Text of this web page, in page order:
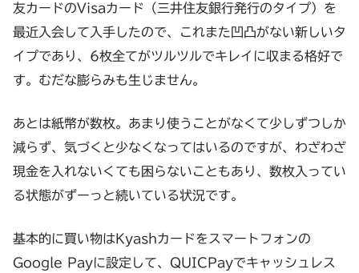
友カードのVisaカード（三井住友銀行発行のタイプ）を
最近入会して入手したので、これまた凹凸がない新しいタ
イプであり、6枚全てがツルツルでキレイに収まる格好で
す。むだな膨らみも生じません。
あとは紙幣が数枚。あまり使うことがなくて少しずつしか
減らず、気づくと少なくなってはいるのですが、わざわざ
現金を入れないくても困らないこともあり、数枚入ってい
る状態がずーっと続いている状況です。
基本的に買い物はKyashカードをスマートフォンの
Google Payに設定して、QUICPayでキャッシュレス